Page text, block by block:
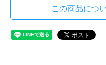
この商品につ